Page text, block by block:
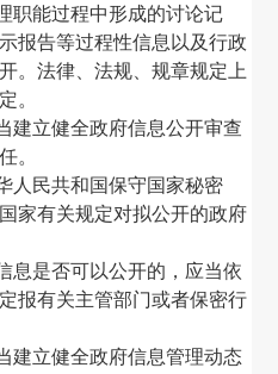
职能过程中形成的讨论记
报告等过程性信息以及行政
。法律、法规、规章规定上
。
建立健全政府信息公开审查
。
人民共和国保守国家秘密
家有关规定对拟公开的政府
息是否可以公开的，应当依
报有关主管部门或者保密行
建立健全政府信息管理动态